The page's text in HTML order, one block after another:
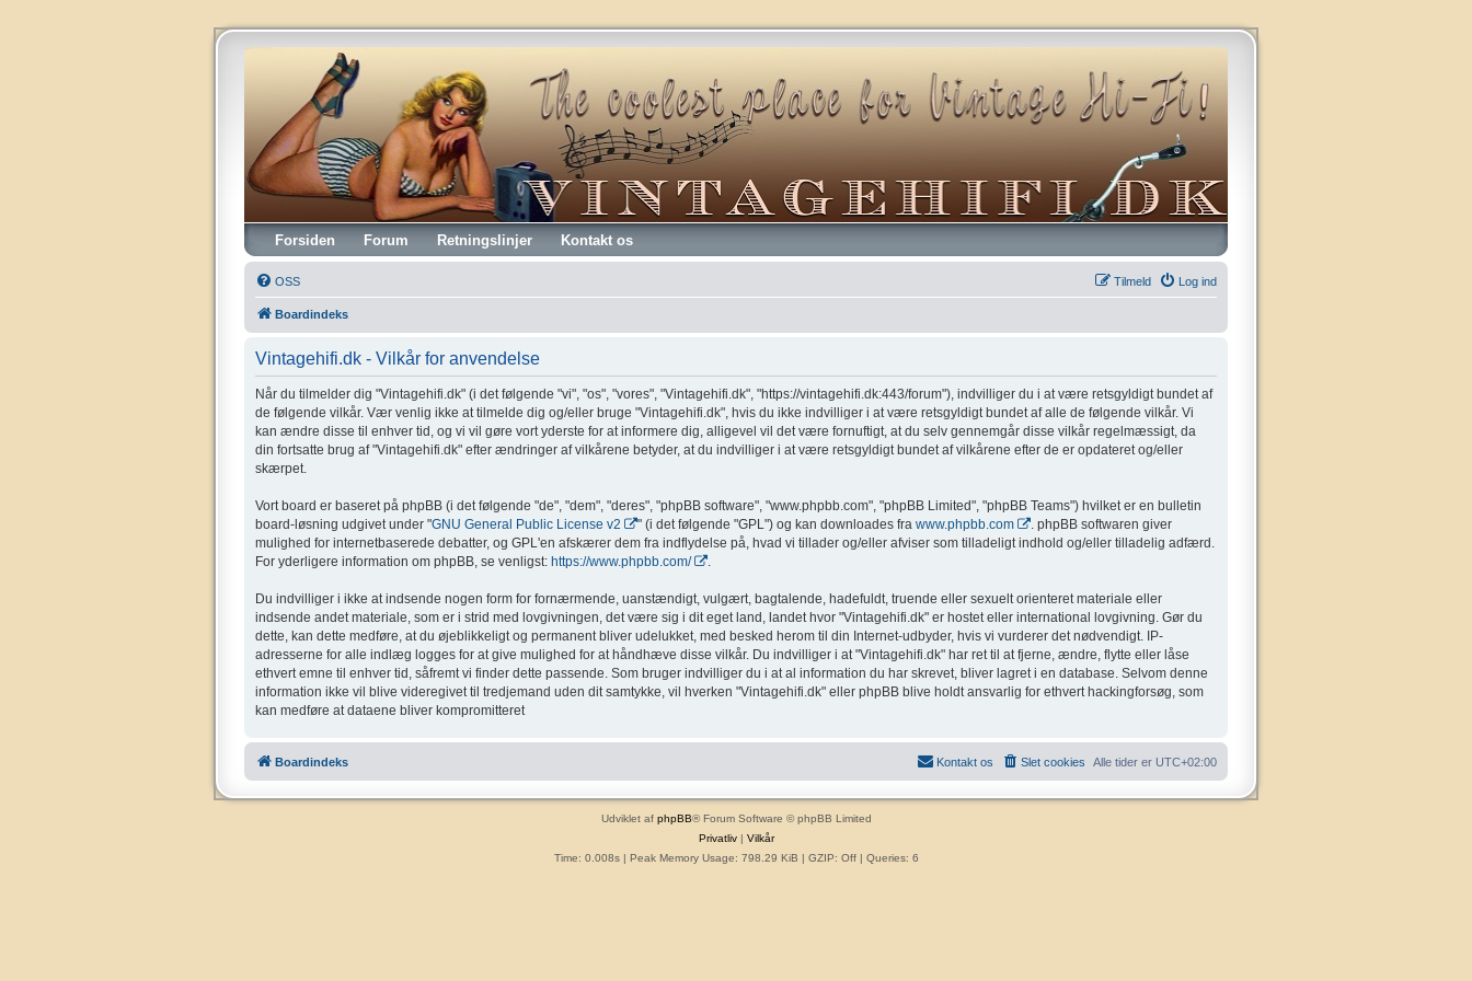
Vintagehifi.dk
Forsiden Forum Retningslinjer Kontakt os
OSS Log ind
Tilmeld
Boardindeks
Vintagehifi.dk - Vilkår for anvendelse
Når du tilmelder dig "Vintagehifi.dk" (i det følgende "vi", "os", "vores", "Vintagehifi.dk", "https://vintagehifi.dk:443/forum"), indvilliger du i at være retsgyldigt bundet af
de følgende vilkår. Vær venlig ikke at tilmelde dig og/eller bruge "Vintagehifi.dk", hvis du ikke indvilliger i at være retsgyldigt bundet af alle de følgende vilkår. Vi
kan ændre disse til enhver tid, og vi vil gøre vort yderste for at informere dig, alligevel vil det være fornuftigt, at du selv gennemgår disse vilkår regelmæssigt, da
din fortsatte brug af "Vintagehifi.dk" efter ændringer af vilkårene betyder, at du indvilliger i at være retsgyldigt bundet af vilkårene efter de er opdateret og/eller
skærpet.
Vort board er baseret på phpBB (i det følgende "de", "dem", "deres", "phpBB software", "www.phpbb.com", "phpBB Limited", "phpBB Teams") hvilket er en bulletin
board-løsning udgivet under "GNU General Public License v2 " (i det følgende "GPL") og kan downloades fra www.phpbb.com
. phpBB softwaren giver
mulighed for internetbaserede debatter, og GPL'en afskærer dem fra indflydelse på, hvad vi tillader og/eller afviser som tilladeligt indhold og/eller tilladelig adfærd.
For yderligere information om phpBB, se venligst: https://www.phpbb.com/ .
Du indvilliger i ikke at indsende nogen form for fornærmende, uanstændigt, vulgært, bagtalende, hadefuldt, truende eller sexuelt orienteret materiale eller
indsende andet materiale, som er i strid med lovgivningen, det være sig i dit eget land, landet hvor "Vintagehifi.dk" er hostet eller international lovgivning. Gør du
dette, kan dette medføre, at du øjeblikkeligt og permanent bliver udelukket, med besked herom til din Internet-udbyder, hvis vi vurderer det nødvendigt. IP-
adresserne for alle indlæg logges for at give mulighed for at håndhæve disse vilkår. Du indvilliger i at "Vintagehifi.dk" har ret til at fjerne, ændre, flytte eller låse
ethvert emne til enhver tid, såfremt vi finder dette passende. Som bruger indvilliger du i at al information du har skrevet, bliver lagret i en database. Selvom denne
information ikke vil blive videregivet til tredjemand uden dit samtykke, vil hverken "Vintagehifi.dk" eller phpBB blive holdt ansvarlig for ethvert hackingforsøg, som
kan medføre at dataene bliver kompromitteret
Boardindeks Alle tider er UTC+02:00
Slet cookies
Kontakt os
Udviklet af phpBB® Forum Software © phpBB Limited
Privatliv| Vilkår
Time: 0.008s| Peak Memory Usage: 798.29 KiB | GZIP: Off | Queries: 6